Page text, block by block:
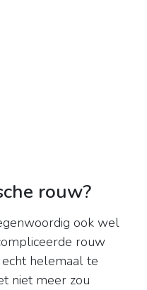
rouw?
ook wel
rouw
helemaal te
niet meer zou